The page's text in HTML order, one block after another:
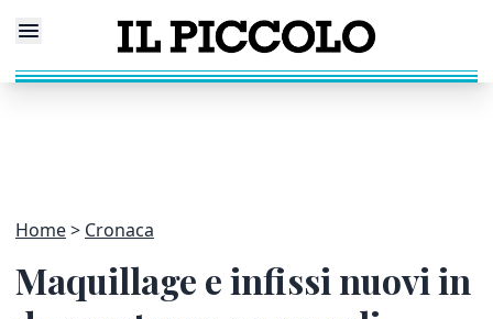
Home Cronaca
Maquillage e infissi nuovi in